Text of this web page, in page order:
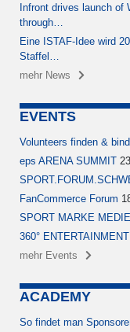
Infront drives launch of
through…
Eine ISTAF-Idee wird
Staffel…
mehr News
EVENTS
Volunteers finden &
eps ARENA SUMMIT
FanCommerce Forum
SPORT MARKE
360° ENTERTAINMENT
mehr Events
ACADEMY
So findet man